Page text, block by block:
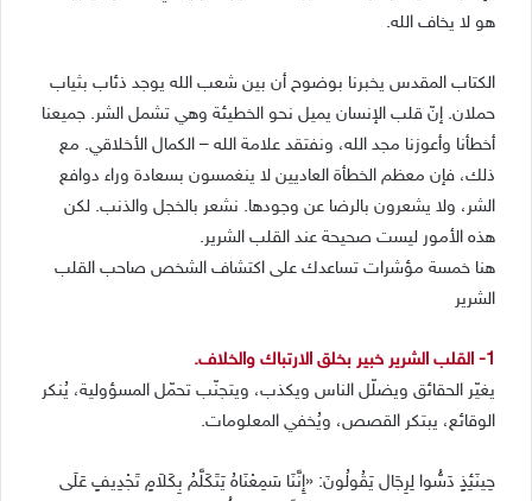
هو لا يخاف الله.
الكتاب المقدس يخبرنا بوضوح أن بين شعب الله يوجد ذئاب بثياب
حملان. إنّ قلب الإنسان يميل نحو الخطيئة وهي تشمل الشر. جميعنا
أخطأنا وأعوزنا مجد الله، ونفتقد علامة الله – الكمال الأخلاقي. مع
ذلك، فإن معظم الخطأة العاديين لا ينغمسون بسعادة وراء دوافع
الشر، ولا يشعرون بالرضا عن وجودها. نشعر بالخجل والذنب. لكن
هذه الأمور ليست صحيحة عند القلب الشرير.
هنا خمسة مؤشرات تساعدك على اكتشاف الشخص صاحب القلب
الشرير
1- القلب الشرير خبير بخلق الارتباك والخلاف.
يغيّر الحقائق ويضلّل الناس ويكذب، ويتجنّب تحمّل المسؤولية، يُنكر
الوقائع، يبتكر القصص، ويُخفي المعلومات.
حِينَئِذٍ دَسُّوا لِرِجَال يَقُولُونَ: «إِنَّنَا سَمِعْنَاهُ يَتَكَلَّمُ بِكَلاَمٍ تَجْدِيفٍ عَلَى